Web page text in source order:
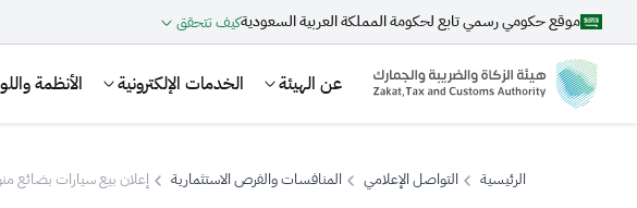
موقع حكومي رسمي تابع لحكومة المملكة العربية السعوديةكيف تتحقق
عن الهيئة الخدمات الإلكترونية الأنظمة
الرئيسية التواصل الإعلامي المنافسات والفرص الاستثمارية إعلان بيع سيارات بضائع